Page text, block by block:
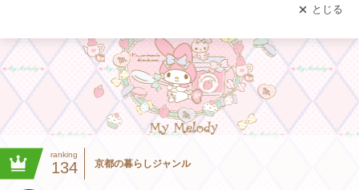
ranking
134 京都の暮らしジャンル